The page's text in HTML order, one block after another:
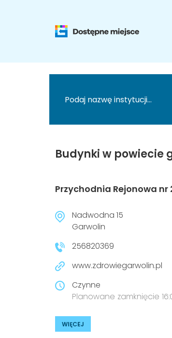
Budynki w powiecie
Przychodnia Rejonowa nr
Nadwodna 15
Garwolin
256820369
www.zdrowiegarwolin.pl
Czynne
Planowane zamknięcie
WIĘCEJ